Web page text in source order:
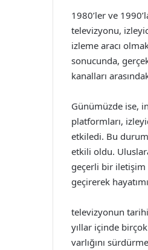
1980’ler ve
televizyonu,
izleme aracı
sonucunda,
kanalları
Günümüzde ise,
platformları,
etkiledi. Bu
etkili oldu.
geçerli bir iletişim
geçirerek
televizyonun
yıllar içinde
varlığını